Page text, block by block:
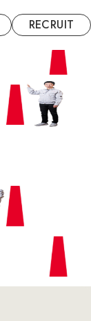
RECRUIT